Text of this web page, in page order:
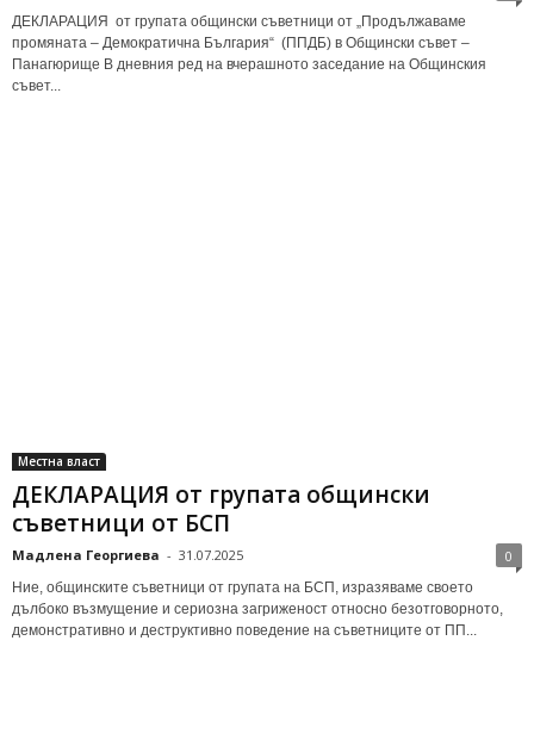
ДЕКЛАРАЦИЯ от групата общински съветници от „Продължаваме
промяната – Демократична България“ (ППДБ) в Общински съвет –
Панагюрище В дневния ред на вчерашното заседание на Общинския
съвет...
Местна власт
ДЕКЛАРАЦИЯ от групата общински
съветници от БСП
Мадлена Георгиева - 31.07.2025 0
Ние, общинските съветници от групата на БСП, изразяваме своето
дълбоко възмущение и сериозна загриженост относно безотговорното,
демонстративно и деструктивно поведение на съветниците от ПП...